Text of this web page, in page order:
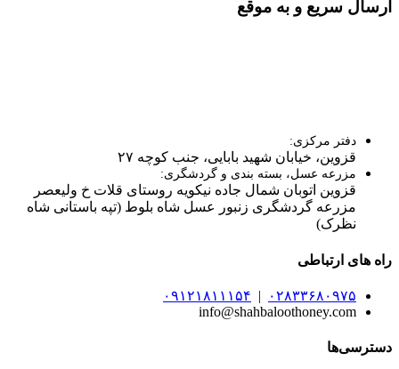
ارسال سریع و به موقع
دفتر مرکزی:
قزوین، خیابان شهید بابایی، جنب کوچه ۲۷
مزرعه عسل، بسته بندی و گردشگری:
قزوین اتوبان شمال جاده نیکویه روستای قلات خ ولیعصر
مزرعه گردشگری زنبور عسل شاه بلوط (تپه باستانی شاه
نظرک)
راه های ارتباطی
۰۲۸۳۳۶۸۰۹۷۵ | ۰۹۱۲۱۸۱۱۱۵۴
info@shahbaloothoney.com
دسترسی‌ها